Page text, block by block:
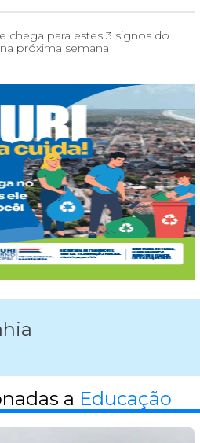
chega para estes 3 signos do
próxima semana
a Educação